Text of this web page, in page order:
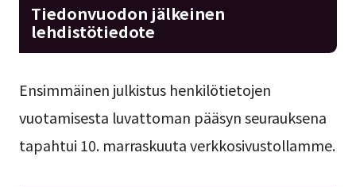
Tiedonvuodon jälkeinen
lehdistötiedote
Ensimmäinen julkistus henkilötietojen
vuotamisesta luvattoman pääsyn seurauksena
tapahtui 10. marraskuuta verkkosivustollamme.